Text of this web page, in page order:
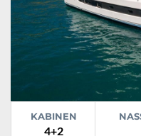
KABINEN
4+2